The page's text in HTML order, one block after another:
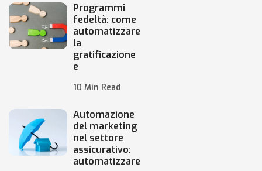
Programmi
fedeltà: come
automatizzare
la
gratificazione
e
10 Min Read
Automazione
del marketing
nel settore
assicurativo:
automatizzare